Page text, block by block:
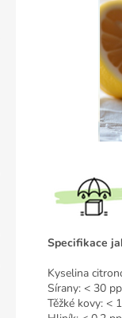
Specifikace
Kyselina
Sírany: < 30
Těžké kovy: <